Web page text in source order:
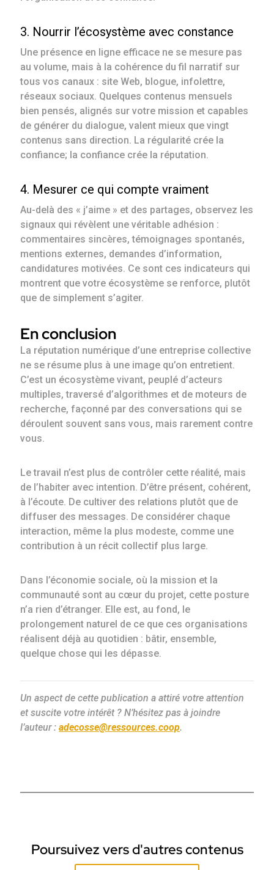
3. Nourrir l’écosystème avec constance
Une présence en ligne efficace ne se mesure pas
au volume, mais à la cohérence du fil narratif sur
tous vos canaux : site Web, blogue, infolettre,
réseaux sociaux. Quelques contenus mensuels
bien pensés, alignés sur votre mission et capables
de générer du dialogue, valent mieux que vingt
contenus sans direction. La régularité crée la
confiance; la confiance crée la réputation.
4. Mesurer ce qui compte vraiment
Au-delà des « j’aime » et des partages, observez les
signaux qui révèlent une véritable adhésion :
commentaires sincères, témoignages spontanés,
mentions externes, demandes d’information,
candidatures motivées. Ce sont ces indicateurs qui
montrent que votre écosystème se renforce, plutôt
que de simplement s’agiter.
En conclusion
La réputation numérique d’une entreprise collective
ne se résume plus à une image qu’on entretient.
C’est un écosystème vivant, peuplé d’acteurs
multiples, traversé d’algorithmes et de moteurs de
recherche, façonné par des conversations qui se
déroulent souvent sans vous, mais rarement contre
vous.
Le travail n’est plus de contrôler cette réalité, mais
de l’habiter avec intention. D’être présent, cohérent,
à l’écoute. De cultiver des relations plutôt que de
diffuser des messages. De considérer chaque
interaction, même la plus modeste, comme une
contribution à un récit collectif plus large.
Dans l’économie sociale, où la mission et la
communauté sont au cœur du projet, cette posture
n’a rien d’étranger. Elle est, au fond, le
prolongement naturel de ce que ces organisations
réalisent déjà au quotidien : bâtir, ensemble,
quelque chose qui les dépasse.
Un aspect de cette publication a attiré votre attention
et suscite votre intérêt ? N’hésitez pas à joindre
l’auteur :adecosse@ressources.coop.
Poursuivez vers d'autres contenus